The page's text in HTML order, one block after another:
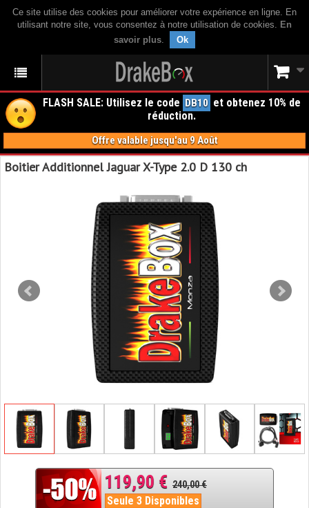
Ce site utilise des cookies pour améliorer votre expérience en ligne. En
utilisant notre site, vous consentez à notre utilisation de cookies. En
savoir plus. Ok
FLASH SALE: Utilisez le code DB10 et obtenez 10% de
réduction.
Offre valable jusqu'au 9 Août
Boitier Additionnel Jaguar X-Type 2.0 D 130 ch
119,90 € 240,00 €
Seule 3 Disponibles